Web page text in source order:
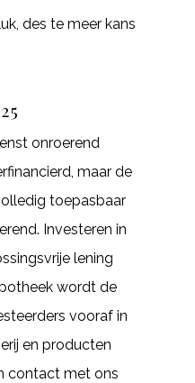
des te meer kans
onroerend
maar de
toepasbaar
Investeren in
lening
wordt de
vooraf in
en producten
contact met ons